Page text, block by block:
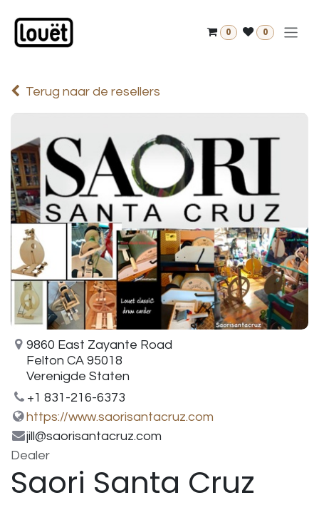
0 0
Terug naar de resellers
9860 East Zayante Road
Felton CA 95018
Verenigde Staten
+1 831-216-6373
https://www.saorisantacruz.com
jill@saorisantacruz.com
Dealer
Saori Santa Cruz